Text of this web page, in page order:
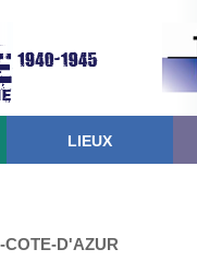
LIEUX
COTE-D'AZUR